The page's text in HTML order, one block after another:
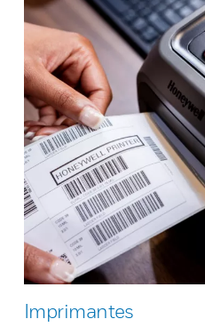
Imprimantes